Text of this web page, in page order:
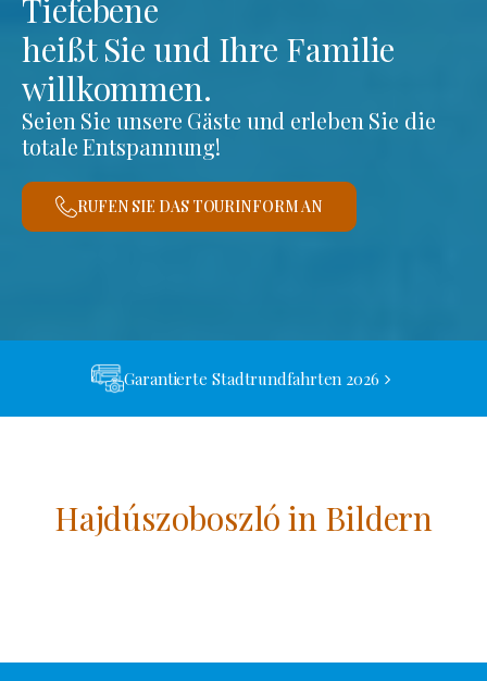
Tiefebene
heißt Sie und Ihre Familie
willkommen.
Seien Sie unsere Gäste und erleben Sie die
totale Entspannung!
RUFEN SIE DAS TOURINFORM AN
Garantierte Stadtrundfahrten 2026
Hajdúszoboszló in Bildern